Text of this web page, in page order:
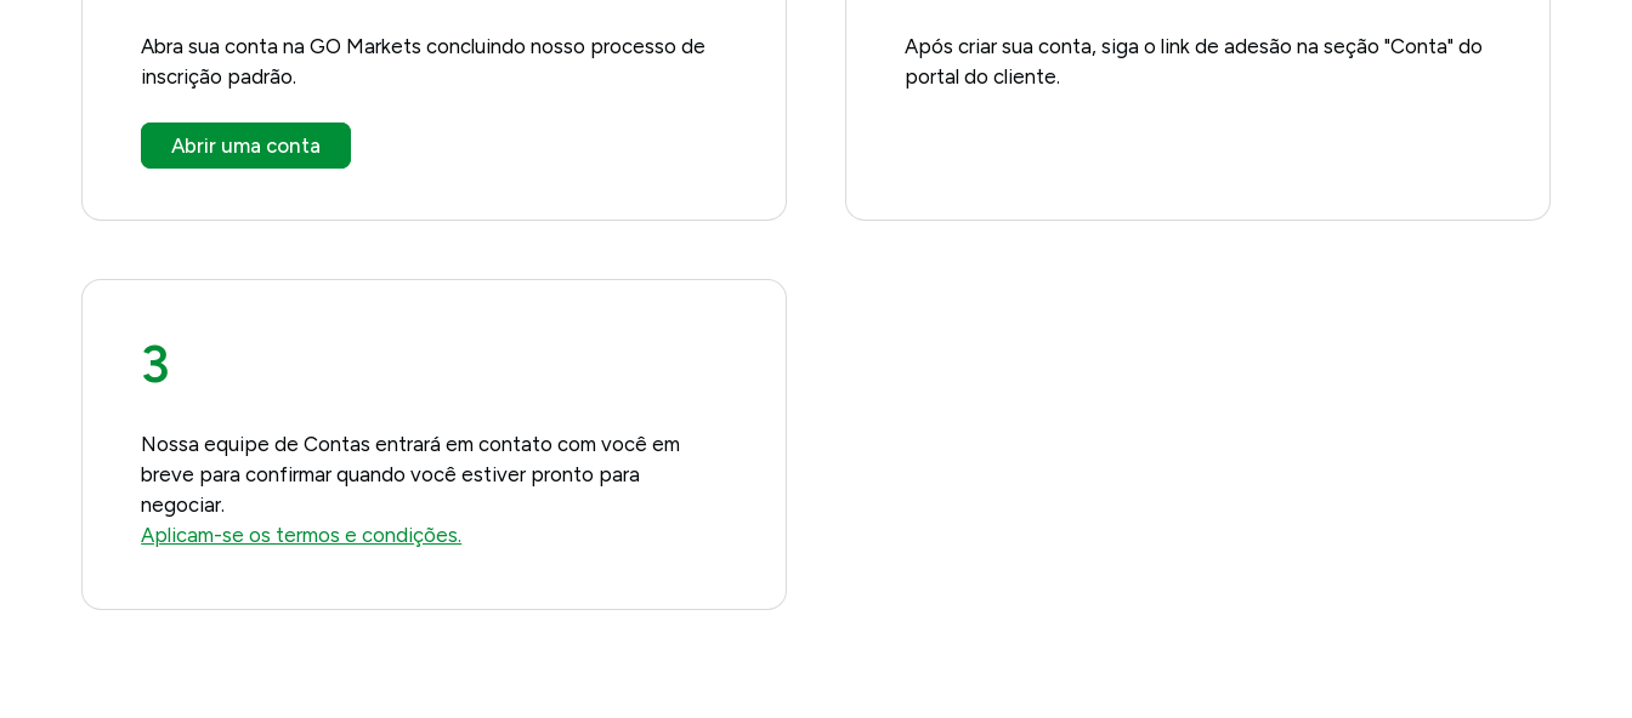
Abra sua conta na GO Markets concluindo nosso processo de
inscrição padrão.
Abrir uma conta
Após criar sua conta, siga o link de adesão na seção "Conta" do
portal do cliente.
3
Nossa equipe de Contas entrará em contato com você em
breve para confirmar quando você estiver pronto para
negociar.
Aplicam-se os termos e condições.